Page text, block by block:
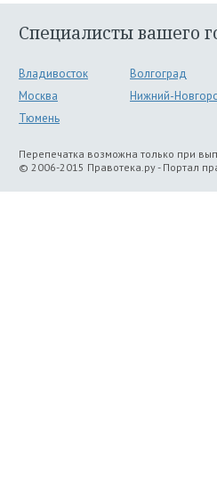
Специалисты вашего
Владивосток
Волгоград
Москва
Нижний-
Тюмень
Перепечатка возможна только при
© 2006-2015 Правотека.ру - Портал